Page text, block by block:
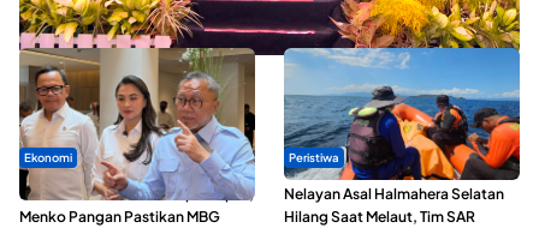
Kopdes Merah Putih
Ekonomi
SPPG di Maluku Utara Dipercepat,
Menko Pangan Pastikan MBG
Peristiwa
Nelayan Asal Halmahera Selatan
Hilang Saat Melaut, Tim SAR